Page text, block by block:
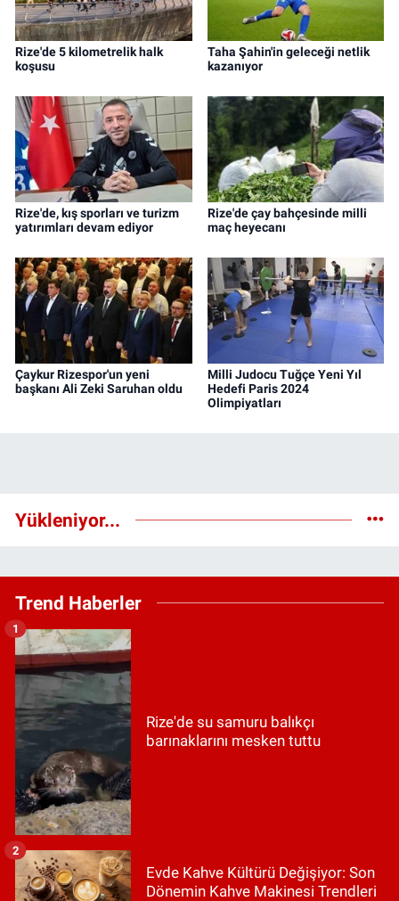
Rize'de 5 kilometrelik halk
koşusu
Taha Şahin'in geleceği netlik
kazanıyor
Rize'de, kış sporları ve turizm
yatırımları devam ediyor
Rize'de çay bahçesinde milli
maç heyecanı
Çaykur Rizespor'un yeni
başkanı Ali Zeki Saruhan oldu
Milli Judocu Tuğçe Yeni Yıl
Hedefi Paris 2024
Olimpiyatları
Yükleniyor...
Trend Haberler
Rize'de su samuru balıkçı
barınaklarını mesken tuttu
1
Evde Kahve Kültürü Değişiyor: Son
Dönemin Kahve Makinesi Trendleri
2